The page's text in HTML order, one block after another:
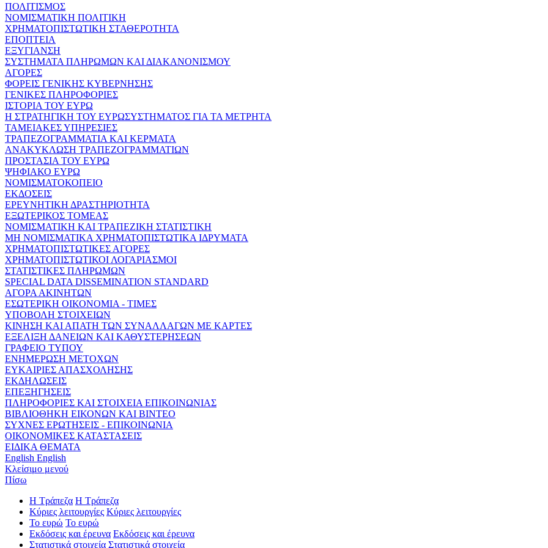
ΠΟΛΙΤΙΣΜΟΣ
ΝΟΜΙΣΜΑΤΙΚΗ ΠΟΛΙΤΙΚΗ
ΧΡΗΜΑΤΟΠΙΣΤΩΤΙΚΗ ΣΤΑΘΕΡΟΤΗΤΑ
ΕΠΟΠΤΕΙΑ
ΕΞΥΓΙΑΝΣΗ
ΣΥΣΤΗΜΑΤΑ ΠΛΗΡΩΜΩΝ ΚΑΙ ΔΙΑΚΑΝΟΝΙΣΜΟΥ
ΑΓΟΡΕΣ
ΦΟΡΕΙΣ ΓΕΝΙΚΗΣ ΚΥΒΕΡΝΗΣΗΣ
ΓΕΝΙΚΕΣ ΠΛΗΡΟΦΟΡΙΕΣ
ΙΣΤΟΡΙΑ ΤΟΥ ΕΥΡΩ
Η ΣΤΡΑΤΗΓΙΚΗ ΤΟΥ ΕΥΡΩΣΥΣΤΗΜΑΤΟΣ ΓΙΑ ΤΑ ΜΕΤΡΗΤΑ
ΤΑΜΕΙΑΚΕΣ ΥΠΗΡΕΣΙΕΣ
ΤΡΑΠΕΖΟΓΡΑΜΜΑΤΙΑ ΚΑΙ ΚΕΡΜΑΤΑ
ΑΝΑΚΥΚΛΩΣΗ ΤΡΑΠΕΖΟΓΡΑΜΜΑΤΙΩΝ
ΠΡΟΣΤΑΣΙΑ ΤΟΥ ΕΥΡΩ
ΨΗΦΙΑΚΟ ΕΥΡΩ
ΝΟΜΙΣΜΑΤΟΚΟΠΕΙΟ
ΕΚΔΟΣΕΙΣ
ΕΡΕΥΝΗΤΙΚΗ ΔΡΑΣΤΗΡΙΟΤΗΤΑ
ΕΞΩΤΕΡΙΚΟΣ ΤΟΜΕΑΣ
ΝΟΜΙΣΜΑΤΙΚΗ ΚΑΙ ΤΡΑΠΕΖΙΚΗ ΣΤΑΤΙΣΤΙΚΗ
ΜΗ ΝΟΜΙΣΜΑΤΙΚΑ ΧΡΗΜΑΤΟΠΙΣΤΩΤΙΚΑ ΙΔΡΥΜΑΤΑ
ΧΡΗΜΑΤΟΠΙΣΤΩΤΙΚΕΣ ΑΓΟΡΕΣ
ΧΡΗΜΑΤΟΠΙΣΤΩΤΙΚΟΙ ΛΟΓΑΡΙΑΣΜΟΙ
ΣΤΑΤΙΣΤΙΚΕΣ ΠΛΗΡΩΜΩΝ
SPECIAL DATA DISSEMINATION STANDARD
ΑΓΟΡΑ ΑΚΙΝΗΤΩΝ
ΕΣΩΤΕΡΙΚΗ ΟΙΚΟΝΟΜΙΑ - ΤΙΜΕΣ
ΥΠΟΒΟΛΗ ΣΤΟΙΧΕΙΩΝ
ΚΙΝΗΣΗ ΚΑΙ ΑΠΑΤΗ ΤΩΝ ΣΥΝΑΛΛΑΓΩΝ ΜΕ ΚΑΡΤΕΣ
ΕΞΕΛΙΞΗ ΔΑΝΕΙΩΝ ΚΑΙ ΚΑΘΥΣΤΕΡΗΣΕΩΝ
ΓΡΑΦΕΙΟ ΤΥΠΟΥ
ΕΝΗΜΕΡΩΣΗ ΜΕΤΟΧΩΝ
ΕΥΚΑΙΡΙΕΣ ΑΠΑΣΧΟΛΗΣΗΣ
ΕΚΔΗΛΩΣΕΙΣ
ΕΠΕΞΗΓΗΣΕΙΣ
ΠΛΗΡΟΦΟΡΙΕΣ ΚΑΙ ΣΤΟΙΧΕΙΑ ΕΠΙΚΟΙΝΩΝΙΑΣ
ΒΙΒΛΙΟΘΗΚΗ ΕΙΚΟΝΩΝ ΚΑΙ ΒΙΝΤΕΟ
ΣΥΧΝΕΣ ΕΡΩΤΗΣΕΙΣ - ΕΠΙΚΟΙΝΩΝΙΑ
ΟΙΚΟΝΟΜΙΚΕΣ ΚΑΤΑΣΤΑΣΕΙΣ
ΕΙΔΙΚΑ ΘΕΜΑΤΑ
English English
Κλείσιμο μενού
Πίσω
Η Τράπεζα Η Τράπεζα
Κύριες λειτουργίες Κύριες λειτουργίες
Το ευρώ Το ευρώ
Εκδόσεις και έρευνα Εκδόσεις και έρευνα
Στατιστικά στοιχεία Στατιστικά στοιχεία